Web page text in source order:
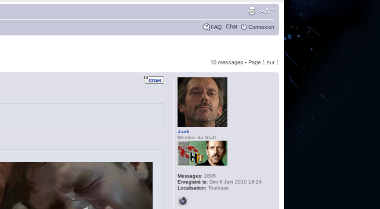
FAQ Chat Connexion
10 messages • Page 1 sur 1
Jack
Membre du Staff
Messages: 1806
Enregistré le: Dim 6 Juin 2010 18:24
Localisation: Toulouse